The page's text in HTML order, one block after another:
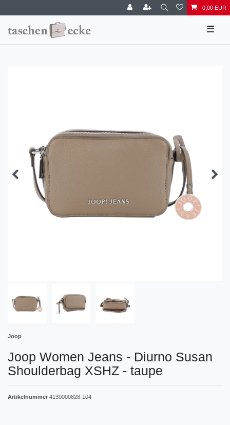
0,00 EUR
☰
Joop
Joop Women Jeans - Diurno Susan
Shoulderbag XSHZ - taupe
Artikelnummer 4130000828-104